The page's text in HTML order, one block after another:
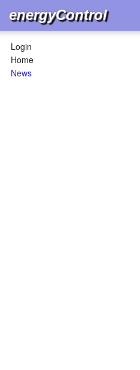
energyControl
Login
Home
News